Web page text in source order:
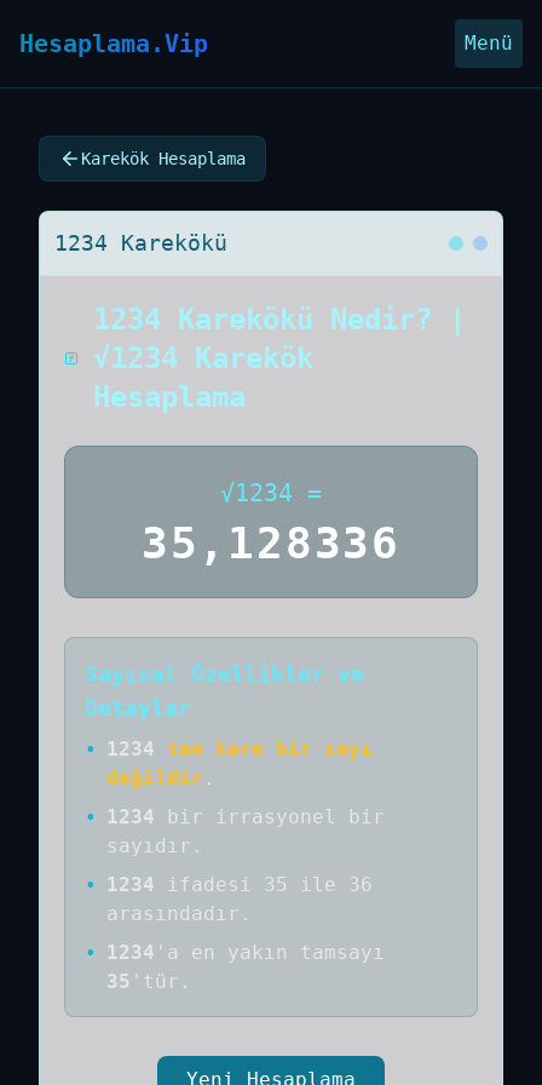
Hesaplama.Vip Menü
Karekök Hesaplama
1234 Karekökü
1234 Karekökü Nedir? |
√1234 Karekök
Hesaplama
√1234 =
35,128336
Sayısal Özellikler ve
Detaylar
• 1234
tam kare bir sayı
değildir .
•
1234 bir
irrasyonel bir
sayıdır .
•
1234
ifadesi 35 ile 36
arasındadır.
•
1234 'a en yakın tamsayı
35 'tür.
Yeni Hesaplama